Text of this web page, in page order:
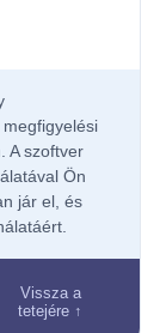
A szoftver
Ön
jár el, és
Vissza a
tetejére ↑